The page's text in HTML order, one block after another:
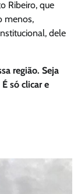
Ribeiro, que
menos,
dele
região. Seja
só clicar e